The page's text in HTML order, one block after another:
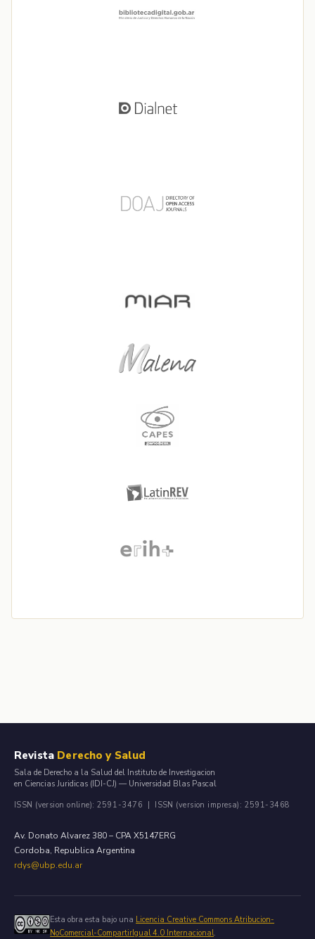
Revista Derecho y Salud
Sala de Derecho a la Salud del Instituto de Investigacion
en Ciencias Juridicas (IDI-CJ) — Universidad Blas Pascal
ISSN (version online): 2591-3476 | ISSN (version impresa): 2591-3468
Av. Donato Alvarez 380 – CPA X5147ERG
Cordoba, Republica Argentina
rdys@ubp.edu.ar
Esta obra esta bajo una Licencia Creative Commons Atribucion-
NoComercial-CompartirIgual 4.0 Internacional.